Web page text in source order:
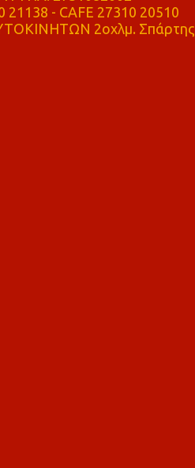
- CAFE 27310 20510
2οχλμ. Σπάρτης